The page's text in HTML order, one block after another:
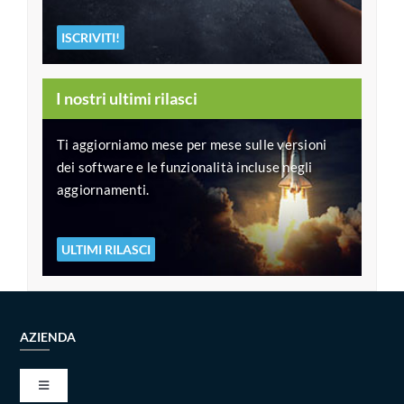
ISCRIVITI!
I nostri ultimi rilasci
Ti aggiorniamo mese per mese sulle versioni
dei software e le funzionalità incluse negli
aggiornamenti.
ULTIMI RILASCI
AZIENDA
Toggle